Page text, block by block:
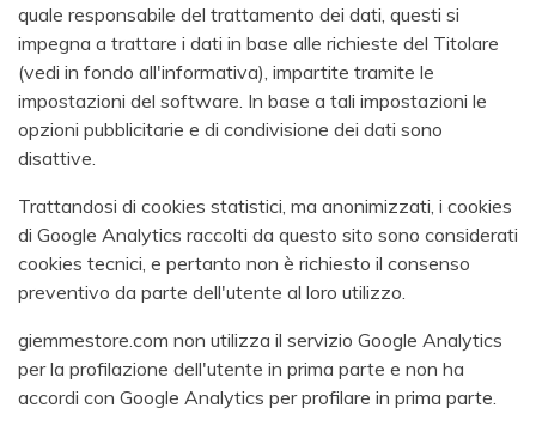
quale responsabile del trattamento dei dati, questi si
impegna a trattare i dati in base alle richieste del Titolare
(vedi in fondo all'informativa), impartite tramite le
impostazioni del software. In base a tali impostazioni le
opzioni pubblicitarie e di condivisione dei dati sono
disattive.
Trattandosi di cookies statistici, ma anonimizzati, i cookies
di Google Analytics raccolti da questo sito sono considerati
cookies tecnici, e pertanto non è richiesto il consenso
preventivo da parte dell'utente al loro utilizzo.
giemmestore.com non utilizza il servizio Google Analytics
per la profilazione dell'utente in prima parte e non ha
accordi con Google Analytics per profilare in prima parte.